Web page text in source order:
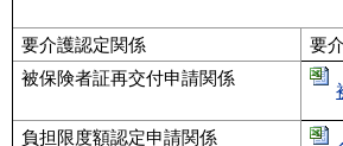
要介護認定関係
要
被保険者証再交付申請関係
負担限度額認定申請関係